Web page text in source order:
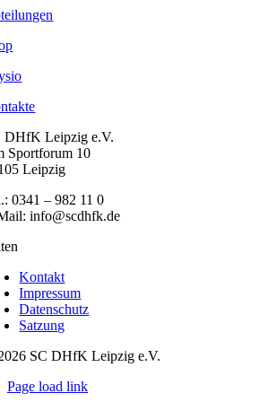
DHfK Leipzig e.V.
Sportforum 10
Leipzig
0341 – 982 11 0
info@scdhfk.de
Kontakt
Impressum
Datenschutz
Satzung
SC DHfK Leipzig e.V.
Page load link